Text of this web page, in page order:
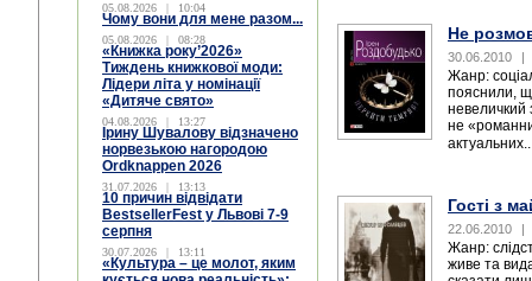
05.08.2026 | 10:04
Чому вони для мене разом...
05.08.2026 | 08:28
«Книжка року’2026»
Тиждень книжкової моди:
Лідери літа у номінації
«Дитяче свято»
04.08.2026 | 13:27
Ірину Шувалову відзначено
норвезькою нагородою
Ordknappen 2026
31.07.2026 | 13:13
10 причин відвідати
BestsellerFest у Львові 7-9
серпня
30.07.2026 | 13:11
«Культура – це молот, яким
Не
30.06.2010 |
Жанр:
пояснили,
невеличкий
не
Гості з
22.06.2010 |
Жанр:
живе та